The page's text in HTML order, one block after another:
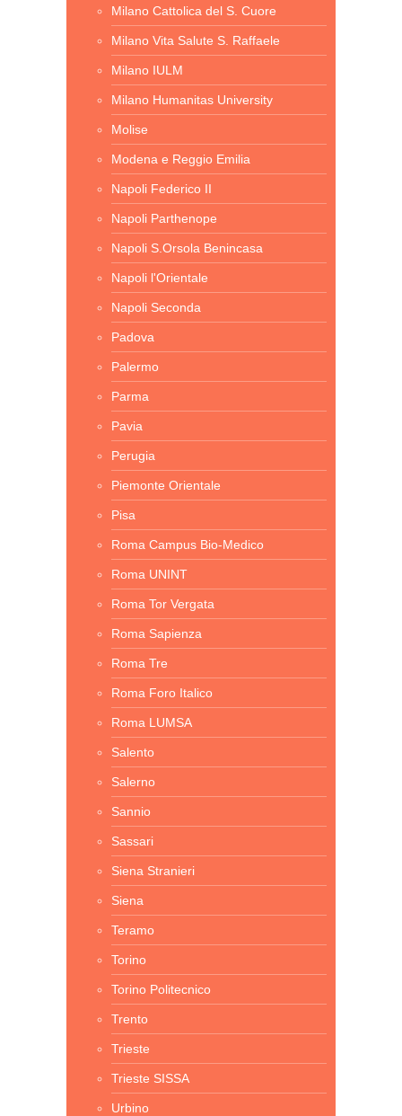
Milano Cattolica del S. Cuore
Milano Vita Salute S. Raffaele
Milano IULM
Milano Humanitas University
Molise
Modena e Reggio Emilia
Napoli Federico II
Napoli Parthenope
Napoli S.Orsola Benincasa
Napoli l'Orientale
Napoli Seconda
Padova
Palermo
Parma
Pavia
Perugia
Piemonte Orientale
Pisa
Roma Campus Bio-Medico
Roma UNINT
Roma Tor Vergata
Roma Sapienza
Roma Tre
Roma Foro Italico
Roma LUMSA
Salento
Salerno
Sannio
Sassari
Siena Stranieri
Siena
Teramo
Torino
Torino Politecnico
Trento
Trieste
Trieste SISSA
Urbino